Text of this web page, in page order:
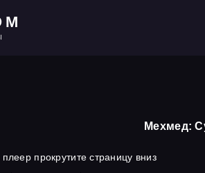
Мехмед:
прокрутите страницу вниз